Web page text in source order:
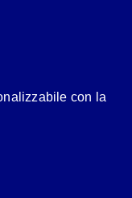
con la